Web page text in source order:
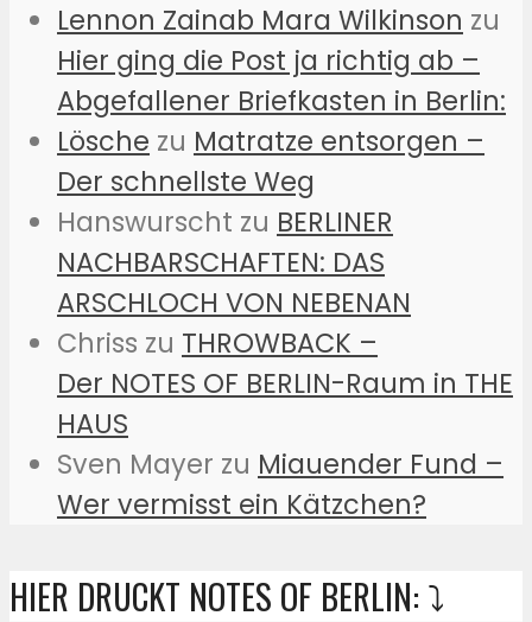
Lennon Zainab Mara Wilkinson zu
Hier ging die Post ja richtig ab –
Abgefallener Briefkasten in Berlin:
Lösche zu Matratze entsorgen –
Der schnellste Weg
Hanswurscht zu BERLINER
NACHBARSCHAFTEN: DAS
ARSCHLOCH VON NEBENAN
Chriss zu THROWBACK –
Der NOTES OF BERLIN-Raum in THE
HAUS
Sven Mayer zu Miauender Fund –
Wer vermisst ein Kätzchen?
HIER DRUCKT NOTES OF BERLIN: ⤵️